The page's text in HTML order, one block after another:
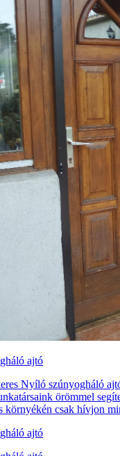
ajtó
Nyíló szúnyogháló
örömmel
környékén csak hívjon
ajtó